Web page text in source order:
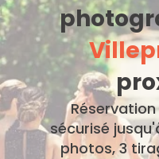
sécurisé
photos, 3